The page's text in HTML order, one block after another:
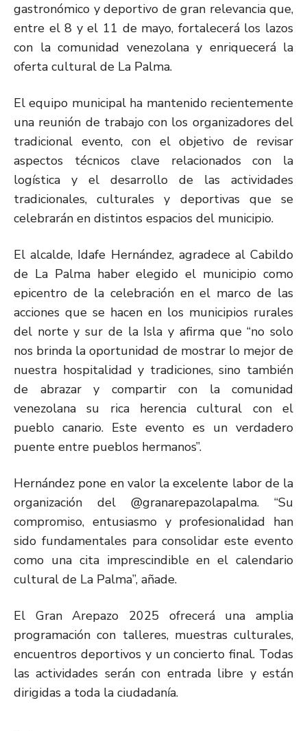
gastronómico y deportivo de gran relevancia que,
entre el 8 y el 11 de mayo, fortalecerá los lazos
con la comunidad venezolana y enriquecerá la
oferta cultural de La Palma.
El equipo municipal ha mantenido recientemente
una reunión de trabajo con los organizadores del
tradicional evento, con el objetivo de revisar
aspectos técnicos clave relacionados con la
logística y el desarrollo de las actividades
tradicionales, culturales y deportivas que se
celebrarán en distintos espacios del municipio.
El alcalde, Idafe Hernández, agradece al Cabildo
de La Palma haber elegido el municipio como
epicentro de la celebración en el marco de las
acciones que se hacen en los municipios rurales
del norte y sur de la Isla y afirma que “no solo
nos brinda la oportunidad de mostrar lo mejor de
nuestra hospitalidad y tradiciones, sino también
de abrazar y compartir con la comunidad
venezolana su rica herencia cultural con el
pueblo canario. Este evento es un verdadero
puente entre pueblos hermanos”.
Hernández pone en valor la excelente labor de la
organización del @granarepazolapalma. “Su
compromiso, entusiasmo y profesionalidad han
sido fundamentales para consolidar este evento
como una cita imprescindible en el calendario
cultural de La Palma”, añade.
El Gran Arepazo 2025 ofrecerá una amplia
programación con talleres, muestras culturales,
encuentros deportivos y un concierto final. Todas
las actividades serán con entrada libre y están
dirigidas a toda la ciudadanía.